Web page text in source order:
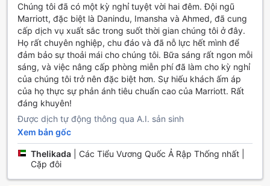
cà phê thơm ngon, cùng với các loại đồ uống và nhẹ nhàng
để bắt đầu ngày mới. Dịch vụ phòng ốc luôn sẵn sàng phục
vụ 24/7, giúp du khách có thể thưởng thức bữa ăn hoặc đồ
uống yêu thích ngay trong phòng nghỉ của mình.
Khách sạn còn tự hào có nhà hàng Halal đặc biệt, phục vụ
các món ăn phù hợp với tiêu chuẩn đạo Hồi, đảm bảo an
toàn và hợp vệ sinh cho mọi du khách. Mỗi sáng, du khách
có thể thưởng thức buffet sáng đa dạng hoặc lựa chọn
bữa sáng kiểu châu Âu đơn giản, giúp bắt đầu ngày mới
tràn đầy năng lượng. Ngoài ra, dịch vụ dọn phòng hàng
ngày giúp duy trì sự sạch sẽ và thoải mái cho khách trong
suốt kỳ lưu trú của mình.
Các loại phòng đa dạng tại Delta Hotels, Dubai
Chúng tôi đã có một kỳ nghỉ tuyệt vời hai đêm. Đội ngũ
Marriott, đặc biệt là Danindu, Imansha và Ahmed, đã cung
cấp dịch vụ xuất sắc trong suốt thời gian chúng tôi ở đây.
Họ rất chuyên nghiệp, chu đáo và đã nỗ lực hết mình để
đảm bảo sự thoải mái cho chúng tôi. Bữa sáng rất ngon mỗi
sáng, và việc nâng cấp phòng miễn phí đã làm cho kỳ nghỉ
của chúng tôi trở nên đặc biệt hơn. Sự hiếu khách ấm áp
của họ thực sự phản ánh tiêu chuẩn cao của Marriott. Rất
đáng khuyên!
Được dịch tự động thông qua A.I. sản sinh
Xem bản gốc
Thelikada
Các Tiểu Vương Quốc Ả Rập Thống nhất |
Cặp đôi